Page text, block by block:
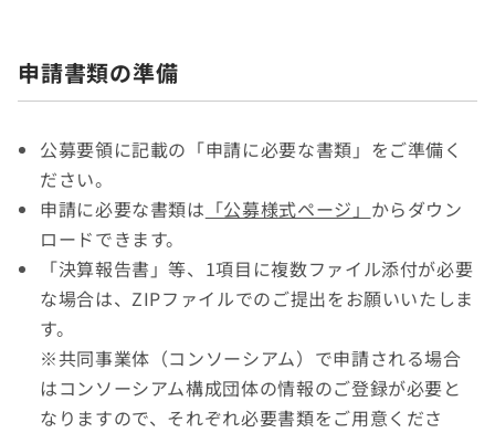
申請書類の準備
公募要領に記載の「申請に必要な書類」をご準備く
ださい。
申請に必要な書類は 「公募様式ページ」 からダウン
ロードできます。
「決算報告書」等、1項目に複数ファイル添付が必要
な場合は、ZIPファイルでのご提出をお願いいたしま
す。
※共同事業体（コンソーシアム）で申請される場合
はコンソーシアム構成団体の情報のご登録が必要と
なりますので、それぞれ必要書類をご用意くださ